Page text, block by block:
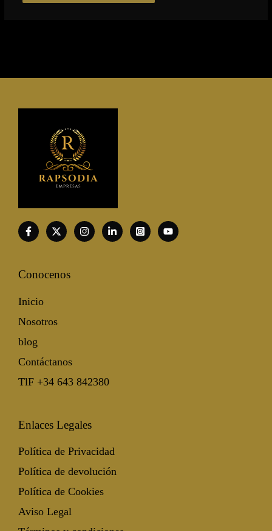
Conocenos
Inicio
Nosotros
blog
Contáctanos
TlF +34 643 842380
Enlaces Legales
Política de Privacidad
Política de devolución
Política de Cookies
Aviso Legal